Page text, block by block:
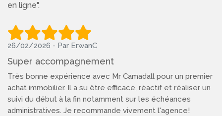
en ligne".
26/02/2026 - Par ErwanC
Super accompagnement
Très bonne expérience avec Mr Camadall pour un premier
achat immobilier. Il a su être efficace, réactif et réaliser un
suivi du début à la fin notamment sur les échéances
administratives. Je recommande vivement l'agence!